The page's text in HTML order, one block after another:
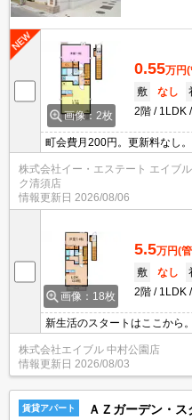
画像：2枚
0.55万円(
敷
なし
2階
1LDK
町会費月200円。更新料なし
株式会社イー・エステート エイブ
ク清須店
情報更新日 2026/08/06
画像：18枚
5.5万円(
敷
なし
2階
1LDK
新生活のスタートはここから
を見てお確かめください。サ
株式会社エイブル 中村公園店
情報更新日 2026/08/03
賃貸アパート ＡＺガーデン・ス